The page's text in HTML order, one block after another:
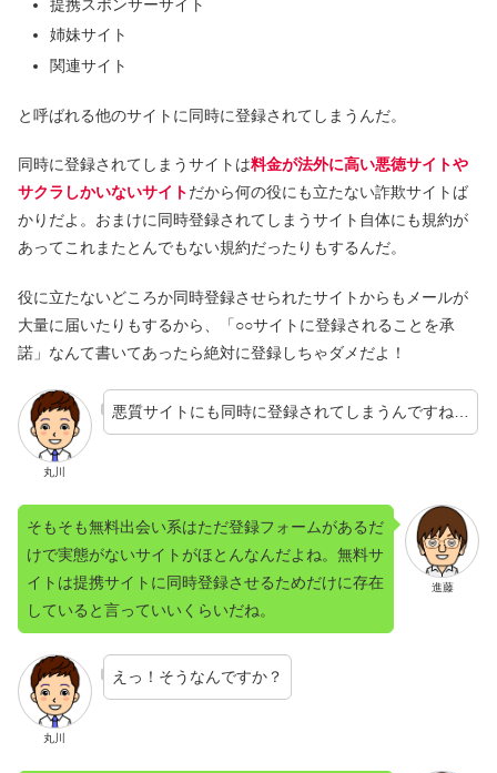
提携スポンサーサイト
姉妹サイト
関連サイト
と呼ばれる他のサイトに同時に登録されてしまうんだ。
同時に登録されてしまうサイトは料金が法外に高い悪徳サイトや
サクラしかいないサイトだから何の役にも立たない詐欺サイトば
かりだよ。おまけに同時登録されてしまうサイト自体にも規約が
あってこれまたとんでもない規約だったりもするんだ。
役に立たないどころか同時登録させられたサイトからもメールが
大量に届いたりもするから、「○○サイトに登録されることを承
諾」なんて書いてあったら絶対に登録しちゃダメだよ！
丸川
悪質サイトにも同時に登録されてしまうんですね…
進藤
そもそも無料出会い系はただ登録フォームがあるだ
けで実態がないサイトがほとんなんだよね。無料サ
イトは提携サイトに同時登録させるためだけに存在
していると言っていいくらいだね。
丸川
えっ！そうなんですか？